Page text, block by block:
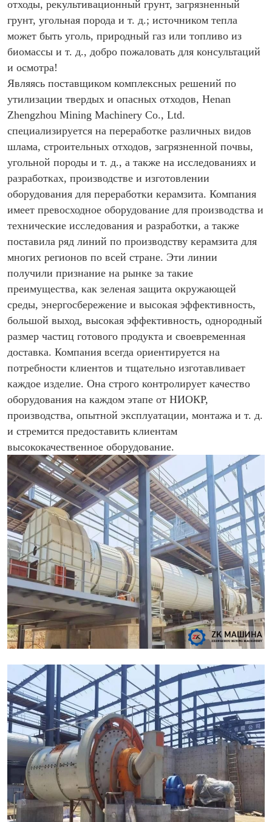
отходы, рекультивационный грунт, загрязненный
грунт, угольная порода и т. д.; источником тепла
может быть уголь, природный газ или топливо из
биомассы и т. д., добро пожаловать для консультаций
и осмотра!
Являясь поставщиком комплексных решений по
утилизации твердых и опасных отходов, Henan
Zhengzhou Mining Machinery Co., Ltd.
специализируется на переработке различных видов
шлама, строительных отходов, загрязненной почвы,
угольной породы и т. д., а также на исследованиях и
разработках, производстве и изготовлении
оборудования для переработки керамзита. Компания
имеет превосходное оборудование для производства и
технические исследования и разработки, а также
поставила ряд линий по производству керамзита для
многих регионов по всей стране. Эти линии
получили признание на рынке за такие
преимущества, как зеленая защита окружающей
среды, энергосбережение и высокая эффективность,
большой выход, высокая эффективность, однородный
размер частиц готового продукта и своевременная
доставка. Компания всегда ориентируется на
потребности клиентов и тщательно изготавливает
каждое изделие. Она строго контролирует качество
оборудования на каждом этапе от НИОКР,
производства, опытной эксплуатации, монтажа и т. д.
и стремится предоставить клиентам
высококачественное оборудование.